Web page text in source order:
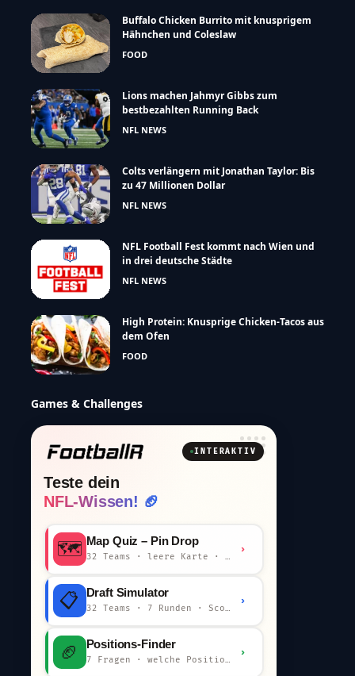
Buffalo Chicken Burrito mit knusprigem
Hähnchen und Coleslaw
FOOD
Lions machen Jahmyr Gibbs zum
bestbezahlten Running Back
NFL NEWS
Colts verlängern mit Jonathan Taylor: Bis
zu 47 Millionen Dollar
NFL NEWS
NFL Football Fest kommt nach Wien und
in drei deutsche Städte
NFL NEWS
High Protein: Knusprige Chicken-Tacos aus
dem Ofen
FOOD
Games & Challenges
INTERAKTIV
Teste dein
NFL-Wissen! 🏈
🗺️ Map Quiz – Pin Drop
32 Teams · leere Karte · km-Wertung
›
📋 Draft Simulator
32 Teams · 7 Runden · Scout-Kommentar
›
🏈 Positions-Finder
7 Fragen · welche Position bist du?
›